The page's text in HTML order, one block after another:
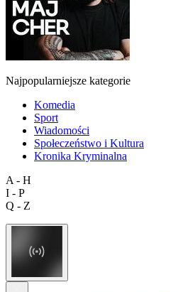
Najpopularniejsze kategorie
Komedia
Sport
Wiadomości
Społeczeństwo i Kultura
Kronika Kryminalna
A - H
I - P
Q - Z